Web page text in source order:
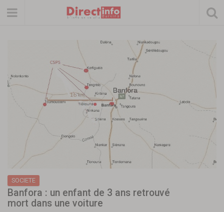
SOCIETE
Banfora : un enfant de 3 ans retrouvé
mort dans une voiture